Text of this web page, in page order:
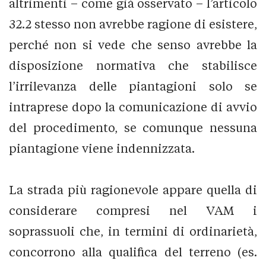
altrimenti – come già osservato – l’articolo
32.2 stesso non avrebbe ragione di esistere,
perché non si vede che senso avrebbe la
disposizione normativa che stabilisce
l’irrilevanza delle piantagioni solo se
intraprese dopo la comunicazione di avvio
del procedimento, se comunque nessuna
piantagione viene indennizzata.
La strada più ragionevole appare quella di
considerare compresi nel VAM i
soprassuoli che, in termini di ordinarietà,
concorrono alla qualifica del terreno (es.